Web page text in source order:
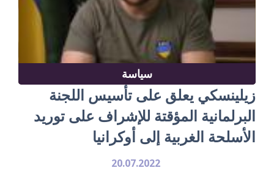
سياسة
زيلينسكي يعلق على تأسيس اللجنة
البرلمانية المؤقتة للإشراف على توريد
الأسلحة الغربية إلى أوكرانيا
20.07.2022